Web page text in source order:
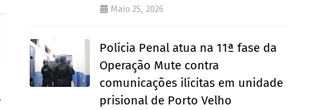
Maio 25, 2026
Polícia Penal atua na 11ª fase da
Operação Mute contra
comunicações ilícitas em unidade
prisional de Porto Velho